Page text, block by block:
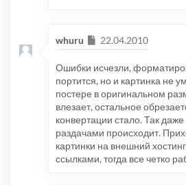
whuru Сообщение
22.04.2010
Ошибки исчезли,
портится, но и картинка не
постере в оригинальном
влезает, остальное
конвертации стало. Так
раздачами происходит.
картинки на внешний
ссылками, тогда все четко